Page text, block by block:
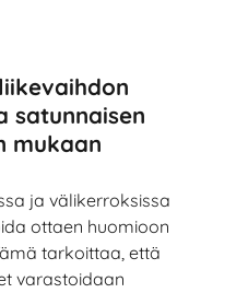
satunnaisen
mukaan
ja välikerroksissa
ottaen huomioon
tarkoittaa, että
varastoidaan